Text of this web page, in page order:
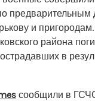
и
района
в
сообщили в